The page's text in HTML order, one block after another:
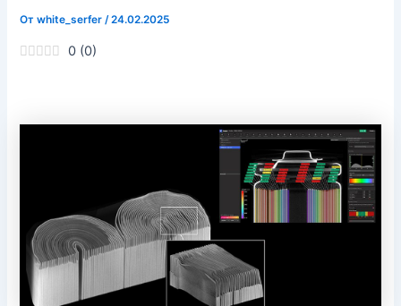
Отwhite_serfer /24.02.2025
0 (0)